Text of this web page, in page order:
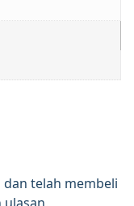
telah membeli